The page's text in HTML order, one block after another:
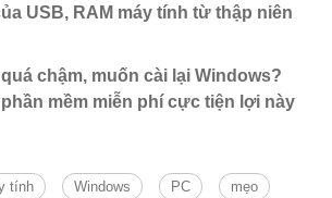
USB, RAM máy tính từ thập niên
chậm, muốn cài lại Windows?
mềm miễn phí cực tiện lợi này
tính Windows PC mẹo